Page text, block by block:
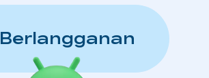
Berlangganan